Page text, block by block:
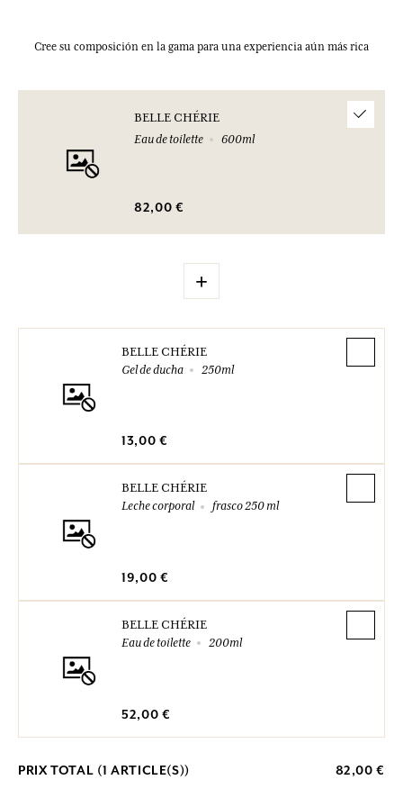
Cree su composición en la gama para una experiencia aún más rica
BELLE CHÉRIE
Eau de toilette
600ml
82,00 €
+
BELLE CHÉRIE
Gel de ducha
250ml
13,00 €
BELLE CHÉRIE
Leche corporal
frasco 250 ml
19,00 €
BELLE CHÉRIE
Eau de toilette
200ml
52,00 €
PRIX TOTAL (1 ARTICLE(S)) 82,00 €